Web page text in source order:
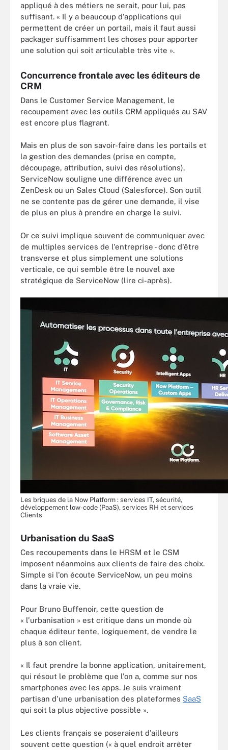
appliqué à des métiers ne serait, pour lui, pas
suffisant. « Il y a beaucoup d'applications qui
permettent de créer un portail, mais il faut aussi
packager suffisamment les choses pour apporter
une solution qui soit articulable très vite ».
Concurrence frontale avec les éditeurs de
CRM
Dans le Customer Service Management, le
recoupement avec les outils CRM appliqués au SAV
est encore plus flagrant.
Mais en plus de son savoir-faire dans les portails et
la gestion des demandes (prise en compte,
découpage, attribution, suivi des résolutions),
ServiceNow souligne une différence avec un
ZenDesk ou un Sales Cloud (Salesforce). Son outil
ne se contente pas de gérer une demande, il vise
de plus en plus à prendre en charge le suivi.
Or ce suivi implique souvent de communiquer avec
de multiples services de l'entreprise - donc d'être
transverse et plus simplement une solutions
verticale, ce qui semble être le nouvel axe
stratégique de ServiceNow (lire ci-après).
Les briques de la Now Platform : services IT, sécurité,
développement low-code (PaaS), services RH et services
Clients
Urbanisation du SaaS
Ces recoupements dans le HRSM et le CSM
imposent néanmoins aux clients de faire des choix.
Simple si l'on écoute ServiceNow, un peu moins
dans la vraie vie.
Pour Bruno Buffenoir, cette question de
« l'urbanisation » est critique dans un monde où
chaque éditeur tente, logiquement, de vendre le
plus à son client.
« Il faut prendre la bonne application, unitairement,
qui résout le problème que l'on a, comme sur nos
smartphones avec les apps. Je suis vraiment
partisan d'une urbanisation des plateformes SaaS
qui soit la plus objective possible ».
Les clients français se poseraient d'ailleurs
souvent cette question (« à quel endroit arrêter